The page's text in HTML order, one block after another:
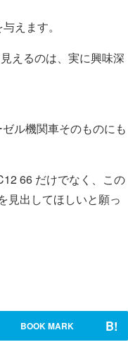
えます。
えるのは、実に興味深
ル機関車そのものにも
66 だけでなく、この
見出してほしいと願っ
BOOK MARK B!